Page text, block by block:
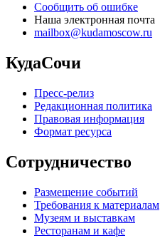
Сообщить об ошибке
Наша электронная почта
mailbox@kudamoscow.ru
КудаСочи
Пресс-релиз
Редакционная политика
Правовая информация
Формат ресурса
Сотрудничество
Размещение событий
Требования к материалам
Музеям и выставкам
Ресторанам и кафе